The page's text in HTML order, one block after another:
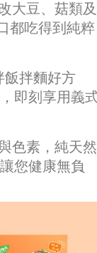
大豆、菇類及
都吃得到純粹
飯拌麵好方
即刻享用義
色素，純天然
您健康無負